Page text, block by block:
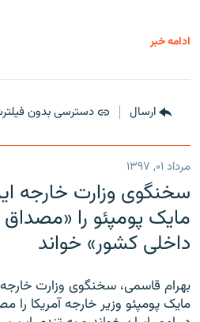
ادامه خبر
ارسال دسترسی بدون
مرداد ۰۱, ۱۳۹۷
سخنگوی وزارت خارجه
مایک پومپئو را
داخلی کشور» خواند
بهرام قاسمی، سخنگوی وزارت
مایک پومپئو وزیر خارجه آمریکا